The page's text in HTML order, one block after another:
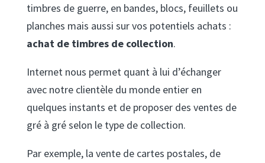
timbres de guerre, en bandes, blocs, feuillets ou
planches mais aussi sur vos potentiels achats :
achat de timbres de collection.
Internet nous permet quant à lui d’échanger
avec notre clientèle du monde entier en
quelques instants et de proposer des ventes de
gré à gré selon le type de collection.
Par exemple, la vente de cartes postales, de